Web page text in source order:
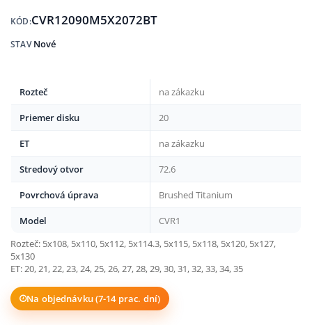
KÓD:CVR12090M5X2072BT
STAV Nové
Rozteč na zákazku
Priemer disku 20
ET na zákazku
Stredový otvor 72.6
Povrchová úprava Brushed Titanium
Model
CVR1
Rozteč: 5x108, 5x110, 5x112, 5x114.3, 5x115, 5x118, 5x120, 5x127,
5x130
ET: 20, 21, 22, 23, 24, 25, 26, 27, 28, 29, 30, 31, 32, 33, 34, 35
Na objednávku (7-14 prac. dní)